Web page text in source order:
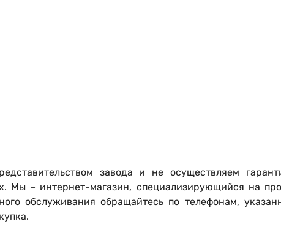
завода и не осуществляем
Мы – интернет-магазин, специализирующийся на
обслуживания обращайтесь по телефонам,